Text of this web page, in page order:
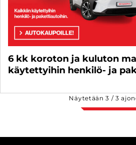
6 kk koroton ja kuluton
käytettyihin henkilö- ja
Näytetään3 /3